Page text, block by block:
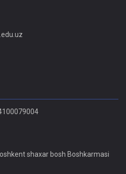
shaxar bosh Boshkarmasi